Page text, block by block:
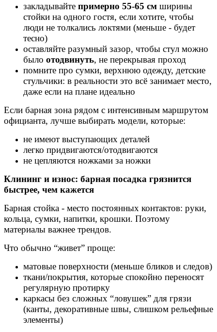
закладывайте примерно 55-65 см ширины
стойки на одного гостя, если хотите, чтобы
люди не толкались локтями (меньше - будет
тесно)
оставляйте разумный зазор, чтобы стул можно
было отодвинуть, не перекрывая проход
помните про сумки, верхнюю одежду, детские
стульчики: в реальности это всё занимает место,
даже если на плане идеально
Если барная зона рядом с интенсивным маршрутом
официанта, лучше выбирать модели, которые:
не имеют выступающих деталей
легко придвигаются/отодвигаются
не цепляются ножками за ножки
Клининг и износ: барная посадка грязнится
быстрее, чем кажется
Барная стойка - место постоянных контактов: руки,
кольца, сумки, напитки, крошки. Поэтому
материалы важнее трендов.
Что обычно “живет” проще:
матовые поверхности (меньше бликов и следов)
ткани/покрытия, которые спокойно переносят
регулярную протирку
каркасы без сложных “ловушек” для грязи
(канты, декоративные швы, слишком рельефные
элементы)